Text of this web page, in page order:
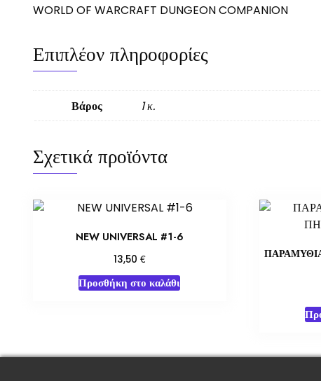
WORLD OF WARCRAFT DUNGEON COMPANION
Επιπλέον πληροφορίες
Βάρος 1 κ.
Σχετικά προϊόντα
NEW UNIVERSAL #1-6
13,50 €
Προσθήκη στο καλάθι